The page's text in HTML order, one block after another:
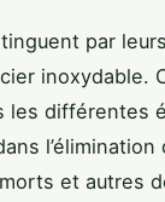
par
inoxydable.
différentes
et autres